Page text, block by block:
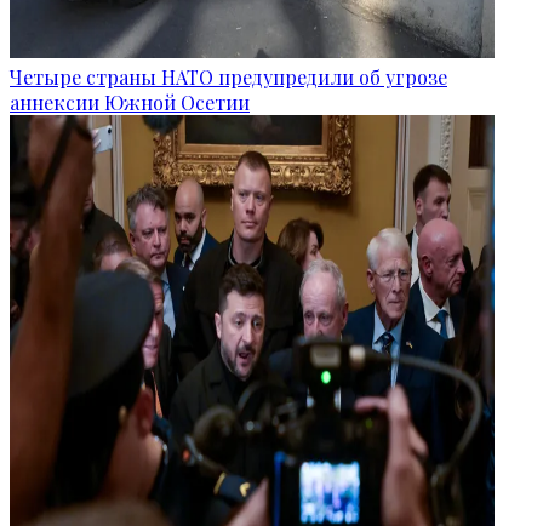
Четыре страны НАТО предупредили об угрозе
аннексии Южной Осетии